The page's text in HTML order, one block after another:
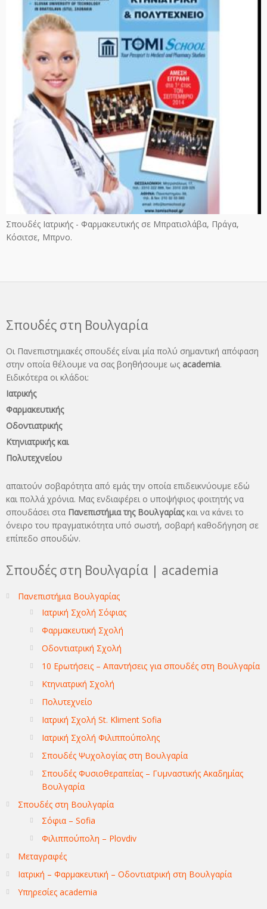
Σπουδές Ιατρικής - Φαρμακευτικής σε Μπρατισλάβα, Πράγα,
Κόσιτσε, Μπρνο.
Σπουδές στη Βουλγαρία
Οι Πανεπιστημιακές σπουδές είναι μία πολύ σημαντική απόφαση
στην οποία θέλουμε να σας βοηθήσουμε ως academia.
Ειδικότερα οι κλάδοι:
Ιατρικής
Φαρμακευτικής
Οδοντιατρικής
Κτηνιατρικής και
Πολυτεχνείου
απαιτούν σοβαρότητα από εμάς την οποία επιδεικνύουμε εδώ
και πολλά χρόνια. Μας ενδιαφέρει ο υποψήφιος φοιτητής να
σπουδάσει στα Πανεπιστήμια της Βουλγαρίαςκαι να κάνει το
όνειρo του πραγματικότητα υπό σωστή, σοβαρή καθοδήγηση σε
επίπεδο σπουδών.
Σπουδές στη Βουλγαρία | academia
Πανεπιστήμια Βουλγαρίας
Ιατρική Σχολή Σόφιας
Φαρμακευτική Σχολή
Οδοντιατρική Σχολή
10 Ερωτήσεις – Απαντήσεις για σπουδές στη Βουλγαρία
Κτηνιατρική Σχολή
Πολυτεχνείο
Ιατρική Σχολή St. Kliment Sofia
Ιατρική Σχολή Φιλιππούπολης
Σπουδές Ψυχολογίας στη Βουλγαρία
Σπουδές Φυσιοθεραπείας – Γυμναστικής Ακαδημίας
Βουλγαρία
Σπουδές στη Βουλγαρία
Σόφια – Sofia
Φιλιππούπολη – Plovdiv
Μεταγραφές
Ιατρική – Φαρμακευτική – Οδοντιατρική στη Βουλγαρία
Υπηρεσίες academia